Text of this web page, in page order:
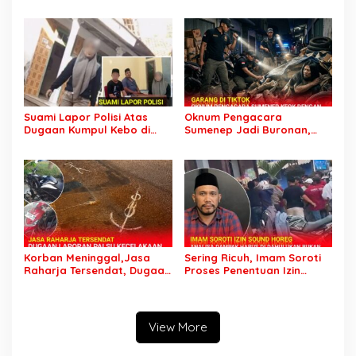
Polisi
Setahun di Polres Pasuruan
Suami Lapor Polisi Atas
Dugaan Kumpul Kebo di
Ditangkap
Oknum Pengacara
Sumenep Jadi Buronan,
Laporan Seorang Sopir
Korban Meninggal,Jasa
Raharja Tersendat, Dugaan
Sering Ricuh, Imam Soroti
Proses Penentuan Izin
View More